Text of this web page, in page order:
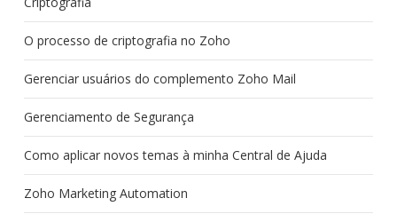
O processo de criptografia no Zoho
Gerenciar usuários do complemento Zoho Mail
Gerenciamento de Segurança
Como aplicar novos temas à minha Central de Ajuda
Zoho Marketing Automation